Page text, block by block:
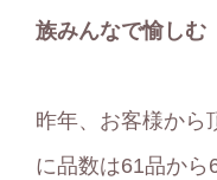
族みんなで愉しむ
昨年、お客様から
に品数は61品から